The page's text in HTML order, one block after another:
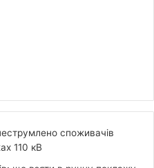
споживачів
110 кВ